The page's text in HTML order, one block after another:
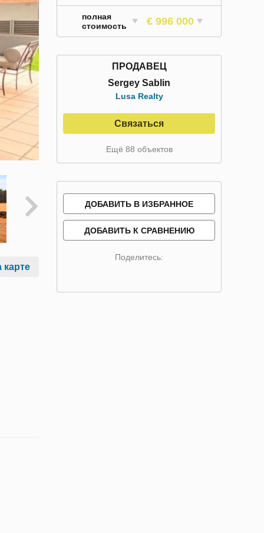
карте
полная
стоимость
€ 996 000
ПРОДАВЕЦ
Sergey Sablin
Lusa Realty
Связаться
Ещё 88 объектов
ДОБАВИТЬ В ИЗБРАННОЕ
ДОБАВИТЬ К СРАВНЕНИЮ
Поделитесь: